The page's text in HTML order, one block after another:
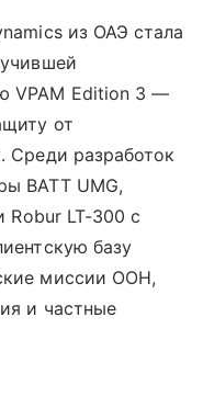
из ОАЭ стала
VPAM Edition 3 —
от
Среди разработок
BATT UMG,
Robur LT-300 с
базу
миссии ООН,
и частные